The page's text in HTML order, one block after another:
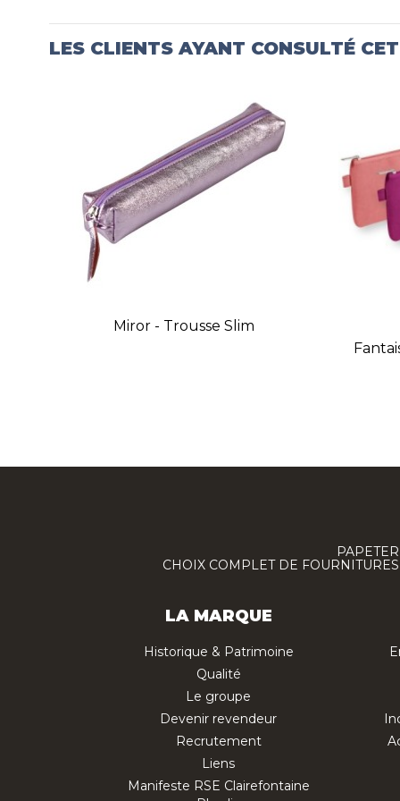
LES CLIENTS AYANT CONSULTÉ
Miror - Trousse Slim
CHOIX COMPLET DE
LA MARQUE
Historique & Patrimoine
Qualité
Le groupe
Devenir revendeur
Recrutement
Liens
Manifeste RSE Clairefontaine